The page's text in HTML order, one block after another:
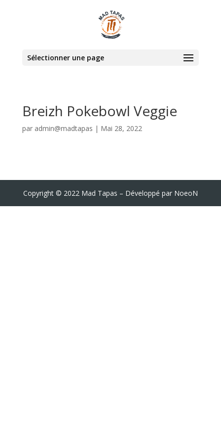
Sélectionner une page
Breizh Pokebowl Veggie
par admin@madtapas | Mai 28, 2022
Copyright © 2022 Mad Tapas – Développé par NoeoN